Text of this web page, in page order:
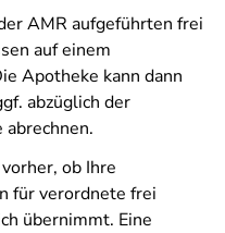
AMR aufgeführten frei
auf einem
Apotheke kann dann
abzüglich der
ob Ihre
für verordnete frei
übernimmt. Eine